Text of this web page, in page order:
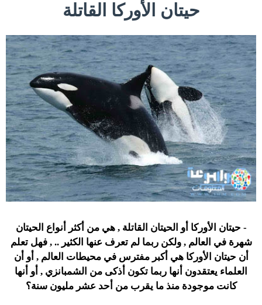
حيتان الأوركا القاتلة
- حيتان الأوركا أو الحيتان القاتلة , هي من أكثر أنواع الحيتان
شهرة في العالم , ولكن ربما لم تعرف عنها الكثير .. , فهل تعلم
أن حيتان الأوركا هي أكبر مفترس في محيطات العالم , أو أن
العلماء يعتقدون أنها ربما تكون أذكى من الشمبانزي , أو أنها
كانت موجودة منذ ما يقرب من أحد عشر مليون سنة؟